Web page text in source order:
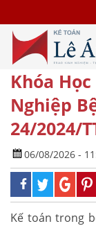
Khóa
Nghiệp
24/2024/
06/08/2026 -
Kế toán trong